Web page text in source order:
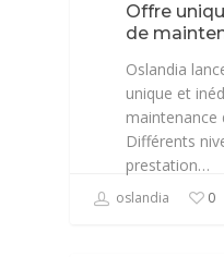
Offre
de
Oslandia
unique et
maintenance
Différents
prestation…
oslandia 0